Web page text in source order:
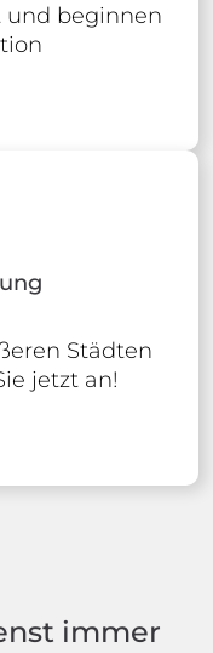
und beginnen
Städten
jetzt an!
immer